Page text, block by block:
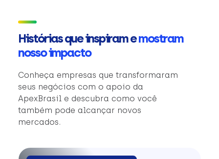
Histórias que inspiram emostram
nosso impacto
Conheça empresas que transformaram
seus negócios com o apoio da
ApexBrasil e descubra como você
também pode alcançar novos
mercados.